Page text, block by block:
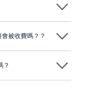
院匯聚來自香港、內地的
種植系統全球放心植牙中
到粵港澳大灣區及周邊城
設有八大分院，香港亦設
時預約免費咨詢，讓人十
被收費嗎？？
？